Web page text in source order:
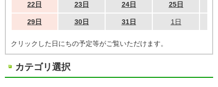
22日 23日 24日 25日
29日 30日 31日 1日
クリックした日にちの予定等がご覧いただけます。
カテゴリ選択